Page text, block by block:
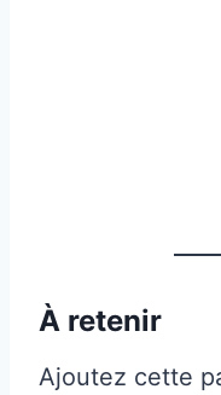
À retenir
Ajoutez cette